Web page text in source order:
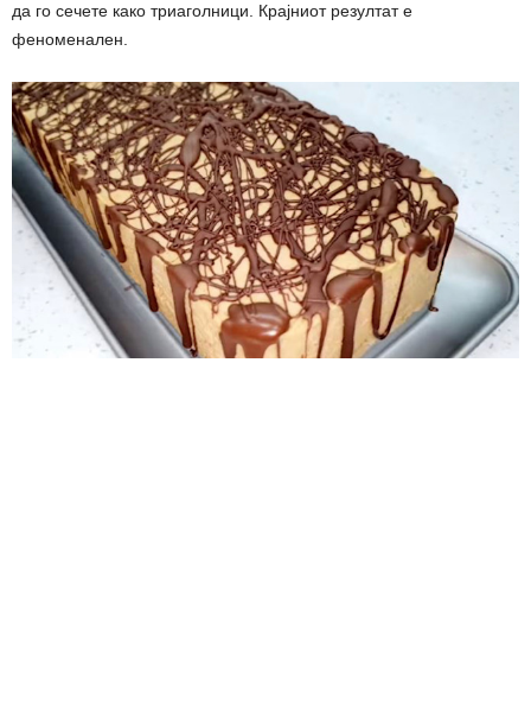
да го сечете како триаголници. Крајниот резултат е
феноменален.